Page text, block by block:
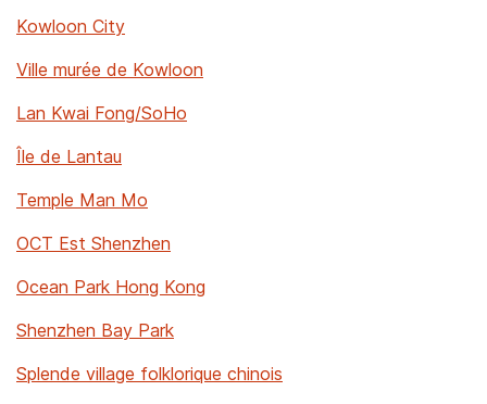
Kowloon City
Ville murée de Kowloon
Lan Kwai Fong/SoHo
Île de Lantau
Temple Man Mo
OCT Est Shenzhen
Ocean Park Hong Kong
Shenzhen Bay Park
Splende village folklorique chinois